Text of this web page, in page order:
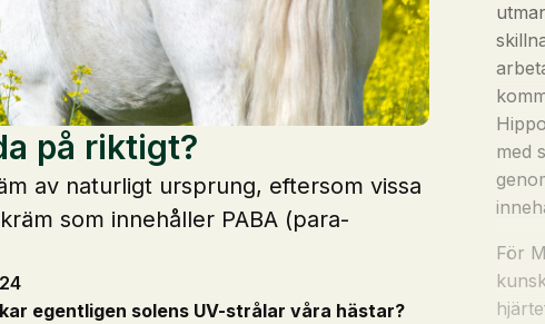
på riktigt?
av naturligt ursprung, eftersom vissa
som innehåller PABA (para-
egentligen solens UV-strålar våra hästar?
med
För